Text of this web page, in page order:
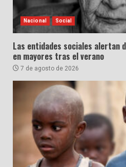
Nacional Social
Las entidades sociales alertan
en mayores tras el verano
7 de agosto de 2026